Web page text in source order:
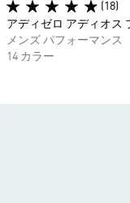
(18)
アディゼロ アディオス
メンズ パフォーマンス
14 カラー